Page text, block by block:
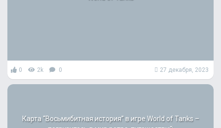
0 2k 0 27 декабря, 2023
Карта “Восьмибитная история” в игре World of Tanks –